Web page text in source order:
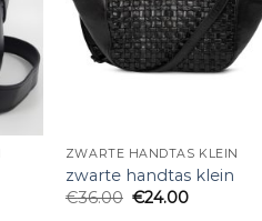
ZWARTE HANDTAS KLEIN
zwarte handtas klein
€36.00 €24.00